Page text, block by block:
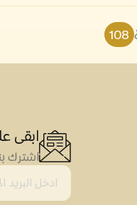
108
ابقى
اشترك